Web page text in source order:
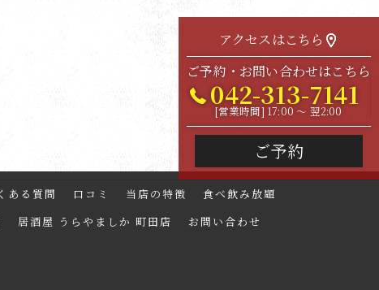
アクセスはこちら
ご予約・お問い合わせはこちら
042-313-7141
[営業時間] 17:00 ～ 翌2:00
ご予約
ある質問 口コミ 当店の特徴
食べ飲み放題
居酒屋 うらやましか 町田店
お問い合わせ